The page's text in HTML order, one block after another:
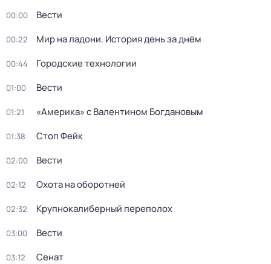
00:00 Вести
00:22 Мир на ладони. История день за днём
00:44 Городские технологии
01:00 Вести
01:21 «Америка» с Валентином Богдановым
01:38 Стоп Фейк
02:00 Вести
02:12 Охота на оборотней
02:32 Крупнокалиберный переполох
03:00 Вести
03:12 Сенат